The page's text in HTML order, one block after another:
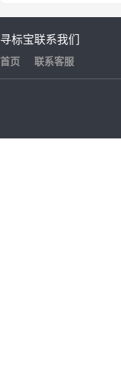
寻标宝
首页
联系我们
联系客服